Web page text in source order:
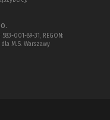
001-89-31, REGON:
M.S. Warszawy